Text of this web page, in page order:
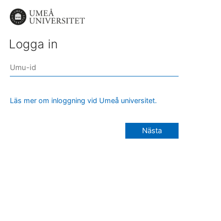
Logga in
Läs mer om inloggning vid Umeå universitet.
Nästa